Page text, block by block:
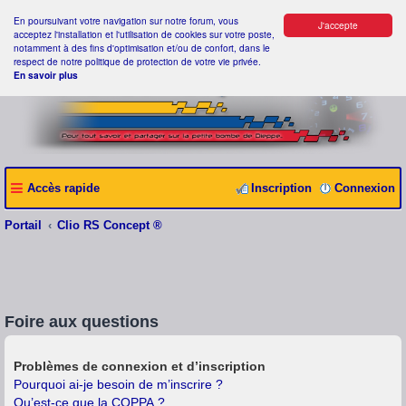
J'accepte
En poursuivant votre navigation sur notre forum, vous
acceptez l'installation et l'utilisation de cookies sur votre poste,
notamment à des fins d'optimisation et/ou de confort, dans le
respect de notre politique de protection de votre vie privée.
En savoir plus
Accès rapide Connexion
Inscription
Portail Clio RS Concept ®
Foire aux questions
Problèmes de connexion et d’inscription
Pourquoi ai-je besoin de m’inscrire ?
Qu’est-ce que la COPPA ?